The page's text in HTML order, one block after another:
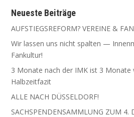
Neu­es­te Beiträge
AUFSTIEGSREFORM? VEREINE &
Wir las­sen uns nicht spal­ten —
Fankultur!
3 Mona­te nach der IMK ist 3 Mona­te
Halbzeitfazit
ALLE NACH DÜSSELDORF!
SACHSPENDENSAMMLUNG ZUM 4.